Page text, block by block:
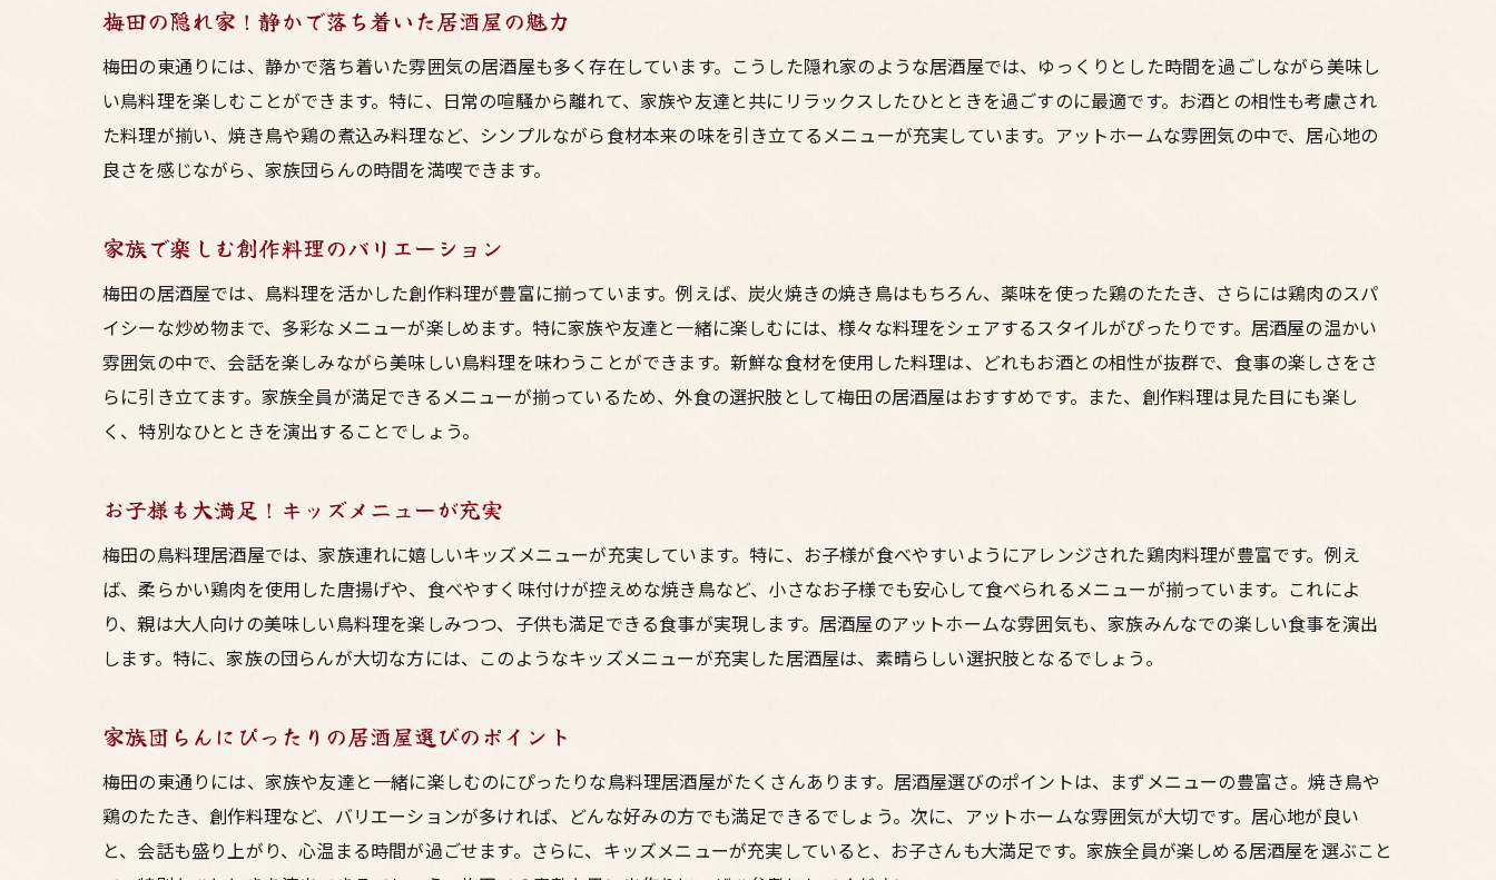
居酒屋での新しい楽しみ方！お酒と鳥料理のペアリング
梅田の隠れ家！静かで落ち着いた居酒屋の魅力
梅田の東通りには、静かで落ち着いた雰囲気の居酒屋も多く存在しています。こうした隠れ家のような居酒屋では、ゆっくりとした時間を過ごしながら美味し
い鳥料理を楽しむことができます。特に、日常の喧騒から離れて、家族や友達と共にリラックスしたひとときを過ごすのに最適です。お酒との相性も考慮され
た料理が揃い、焼き鳥や鶏の煮込み料理など、シンプルながら食材本来の味を引き立てるメニューが充実しています。アットホームな雰囲気の中で、居心地の
良さを感じながら、家族団らんの時間を満喫できます。
家族で楽しむ創作料理のバリエーション
梅田の居酒屋では、鳥料理を活かした創作料理が豊富に揃っています。例えば、炭火焼きの焼き鳥はもちろん、薬味を使った鶏のたたき、さらには鶏肉のスパ
イシーな炒め物まで、多彩なメニューが楽しめます。特に家族や友達と一緒に楽しむには、様々な料理をシェアするスタイルがぴったりです。居酒屋の温かい
雰囲気の中で、会話を楽しみながら美味しい鳥料理を味わうことができます。新鮮な食材を使用した料理は、どれもお酒との相性が抜群で、食事の楽しさをさ
らに引き立てます。家族全員が満足できるメニューが揃っているため、外食の選択肢として梅田の居酒屋はおすすめです。また、創作料理は見た目にも楽し
く、特別なひとときを演出することでしょう。
お子様も大満足！キッズメニューが充実
梅田の鳥料理居酒屋では、家族連れに嬉しいキッズメニューが充実しています。特に、お子様が食べやすいようにアレンジされた鶏肉料理が豊富です。例え
ば、柔らかい鶏肉を使用した唐揚げや、食べやすく味付けが控えめな焼き鳥など、小さなお子様でも安心して食べられるメニューが揃っています。これによ
り、親は大人向けの美味しい鳥料理を楽しみつつ、子供も満足できる食事が実現します。居酒屋のアットホームな雰囲気も、家族みんなでの楽しい食事を演出
します。特に、家族の団らんが大切な方には、このようなキッズメニューが充実した居酒屋は、素晴らしい選択肢となるでしょう。
家族団らんにぴったりの居酒屋選びのポイント
梅田の東通りには、家族や友達と一緒に楽しむのにぴったりな鳥料理居酒屋がたくさんあります。居酒屋選びのポイントは、まずメニューの豊富さ。焼き鳥や
鶏のたたき、創作料理など、バリエーションが多ければ、どんな好みの方でも満足できるでしょう。次に、アットホームな雰囲気が大切です。居心地が良い
と、会話も盛り上がり、心温まる時間が過ごせます。さらに、キッズメニューが充実していると、お子さんも大満足です。家族全員が楽しめる居酒屋を選ぶこと